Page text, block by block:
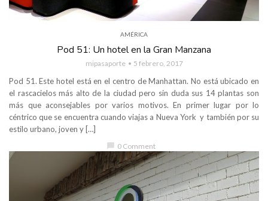
AMÉRICA
Pod 51: Un hotel en la Gran Manzana
mipasaporte 5 febrero, 2017
Pod 51. Este hotel está en el centro de Manhattan. No está ubicado en
el rascacielos más alto de la ciudad pero sin duda sus 14 plantas son
más que aconsejables por varios motivos. En primer lugar por lo
céntrico que se encuentra cuando viajas a Nueva York y también por su
estilo urbano, joven y […]
chat_bubble 0 Comment